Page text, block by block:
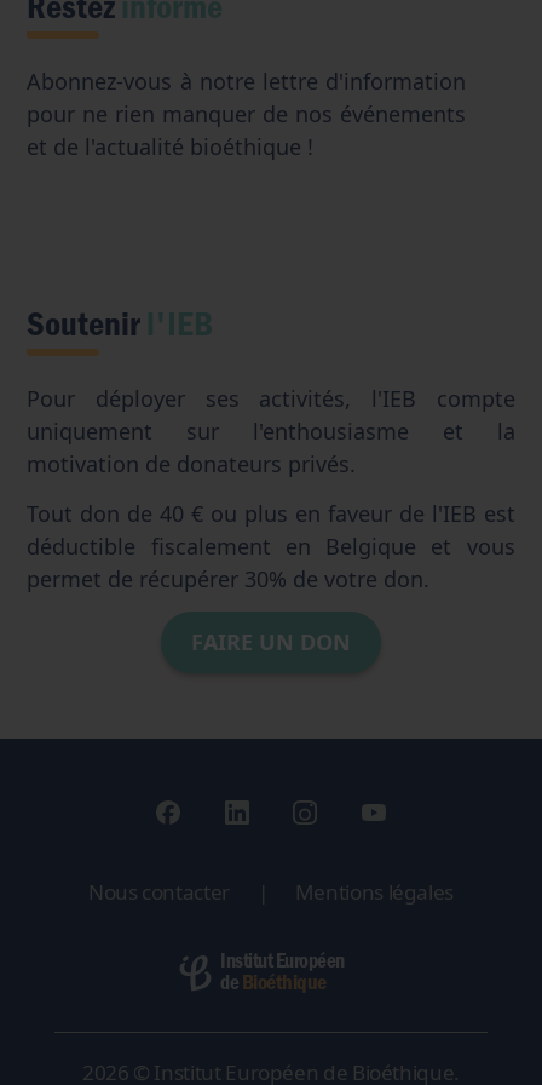
Abonnez-vous à notre lettre d'information
pour ne rien manquer de nos événements
et de l'actualité bioéthique !
Soutenirl'IEB
Pour déployer ses activités, l'IEB compte
uniquement sur l'enthousiasme et la
motivation de donateurs privés.
Tout don de 40 € ou plus en faveur de l'IEB est
déductible fiscalement en Belgique et vous
permet de récupérer 30% de votre don.
FAIRE UN DON
Nous contacter | Mentions légales
Institut Européen
deBioéthique
2026 © Institut Européen de Bioéthique.